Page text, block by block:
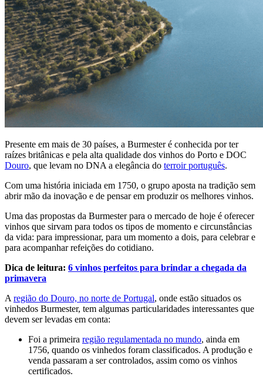
Presente em mais de 30 países, a Burmester é conhecida por ter
raízes britânicas e pela alta qualidade dos vinhos do Porto e DOC
Douro, que levam no DNA a elegância do terroir português.
Com uma história iniciada em 1750, o grupo aposta na tradição sem
abrir mão da inovação e de pensar em produzir os melhores vinhos.
Uma das propostas da Burmester para o mercado de hoje é oferecer
vinhos que sirvam para todos os tipos de momento e circunstâncias
da vida: para impressionar, para um momento a dois, para celebrar e
para acompanhar refeições do cotidiano.
Dica de leitura: 6 vinhos perfeitos para brindar a chegada da
primavera
A região do Douro, no norte de Portugal, onde estão situados os
vinhedos Burmester, tem algumas particularidades interessantes que
devem ser levadas em conta:
Foi a primeira região regulamentada no mundo, ainda em
1756, quando os vinhedos foram classificados. A produção e
venda passaram a ser controlados, assim como os vinhos
certificados.